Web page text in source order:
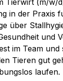
in der Praxis
über
und
im Team und
Tieren gut
laufen.